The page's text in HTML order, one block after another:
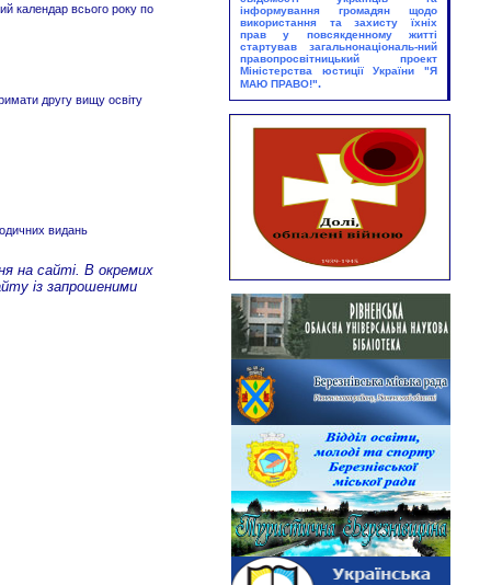
календар всього року по
другу вищу освіту
видань
на сайті. В окремих
із запрошеними
Україні»
Абонемент
25.08.2026
Виставка – екскурс:
«Грані великого таланту»
Юнацький абонемент
інформування громадян щодо
використання та захисту їхніх
прав у повсякденному житті
стартував загальнонаціональ-ний
правопросвітницький проект
Міністерства юстиції України "Я
МАЮ ПРАВО!".